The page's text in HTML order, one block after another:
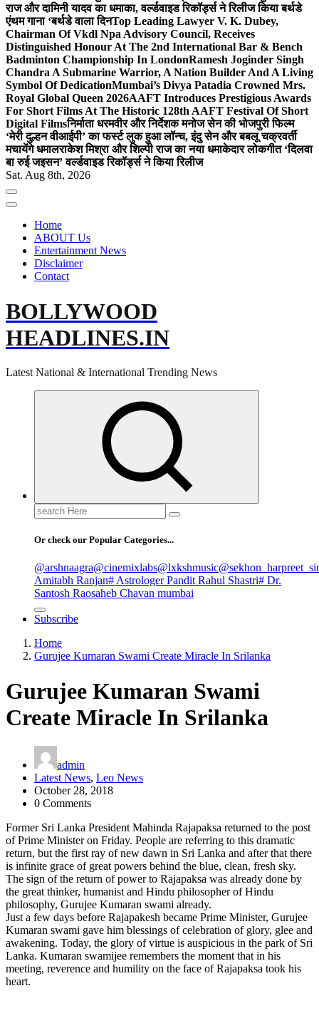
राज और दामिनी यादव का धमाका, वर्ल्डवाइड रिकॉर्ड्स ने रिलीज किया बर्थडे
एंथम गाना ‘बर्थडे वाला दिनTop Leading Lawyer V. K. Dubey,
Chairman Of Vkdl Npa Advisory Council, Receives
Distinguished Honour At The 2nd International Bar & Bench
Badminton Championship In LondonRamesh Joginder Singh
Chandra A Submarine Warrior, A Nation Builder And A Living
Symbol Of DedicationMumbai’s Divya Patadia Crowned Mrs.
Royal Global Queen 2026AAFT Introduces Prestigious Awards
For Short Films At The Historic 128th AAFT Festival Of Short
Digital Filmsनिर्माता धरमवीर और निर्देशक मनोज सेन की भोजपुरी फिल्म
‘मेरी दुल्हन वीआईपी’ का फर्स्ट लुक हुआ लॉन्च, इंदु सेन और बबलू चक्रवर्ती
मचायेंगे धमालराकेश मिश्रा और शिल्पी राज का नया धमाकेदार लोकगीत ‘दिलवा
बा रुई जइसन’ वर्ल्डवाइड रिकॉर्ड्स ने किया रिलीज
Sat. Aug 8th, 2026
Home
ABOUT Us
Entertainment News
Disclaimer
Contact
BOLLYWOOD
HEADLINES.IN
Latest National & International Trending News
Search
for:
Or check our Popular Categories...
@arshnaagra@cinemixlabs@lxkshmusic
Amitabh Ranjan# Astrologer Pandit Rahul Shastri# Dr.
Santosh Raosaheb Chavan mumbai
Subscribe
Home
Gurujee Kumaran Swami Create Miracle In Srilanka
Gurujee Kumaran Swami
Create Miracle In Srilanka
admin
Latest News, Leo News
October 28, 2018
0 Comments
Former Sri Lanka President Mahinda Rajapaksa returned to the post
of Prime Minister on Friday. People are referring to this dramatic
return, but the first ray of new dawn in Sri Lanka and after that there
is infinite grace of great powers behind the blue, clean, fresh sky.
The sign of the return of power to Rajapaksa was already done by
the great thinker, humanist and Hindu philosopher of Hindu
philosophy, Gurujee Kumaran swami already.
Just a few days before Rajapakesh became Prime Minister, Gurujee
Kumaran swami gave him blessings of celebration of glory, glee and
awakening. Today, the glory of virtue is auspicious in the park of Sri
Lanka. Kumaran swamijee remembers the moment that in his
meeting, reverence and humility on the face of Rajapaksa took his
heart.